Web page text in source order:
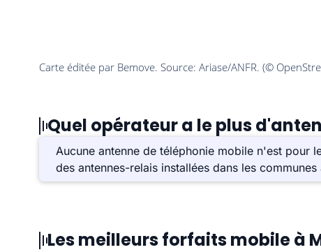
Quel opérateur a le plus
Aucune antenne de téléphonie mobile n'est pour
des antennes-relais installées dans les
Les meilleurs forfaits mobile à